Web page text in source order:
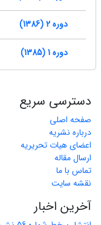
دوره 2 (1386)
دوره 1 (1385)
دسترسی سریع
صفحه اصلی
درباره نشریه
اعضای هیات تحریریه
ارسال مقاله
تماس با ما
نقشه سایت
آخرین اخبار